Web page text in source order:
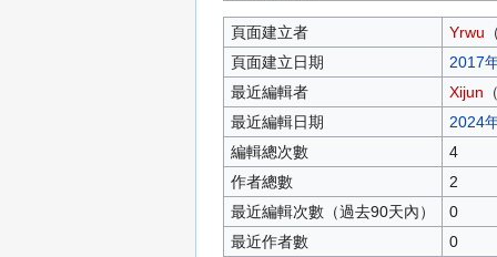
頁面建立者 Yrwu
頁面建立日期
2017
最近編輯者
Xijun
最近編輯日期
2024
編輯總次數
4
作者總數
2
最近編輯次數（過去90天內）
0
最近作者數
0